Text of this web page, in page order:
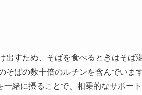
出すため、そばを食べるときはそば
そばの数十倍のルチンを含んでいます
一緒に摂ることで、相乗的なサポー